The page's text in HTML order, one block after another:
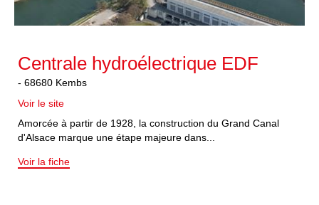
Centrale hydroélectrique EDF
- 68680 Kembs
Voir le site
Amorcée à partir de 1928, la construction du Grand Canal
d'Alsace marque une étape majeure dans...
Voir la fiche